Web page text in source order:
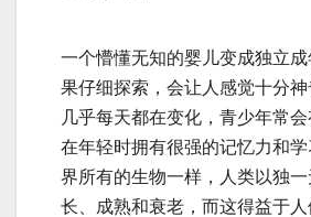
一个懵懂无知的婴儿变成独立
果仔细探索，会让人感觉十分
几乎每天都在变化，青少年常
在年轻时拥有很强的记忆力和
界所有的生物一样，人类以独
长、成熟和衰老，而这得益于